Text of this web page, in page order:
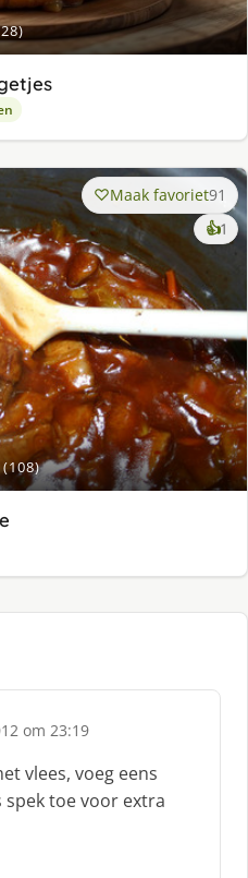
Maak favoriet91
👍1
om 23:19
vlees, voeg eens
spek toe voor extra